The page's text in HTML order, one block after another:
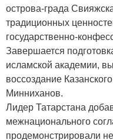
острова-града
традиционных
государственно-
Завершается
исламской академии,
воссоздание
Минниханов.
Лидер Татарстана
межнационального
продемонстрировали